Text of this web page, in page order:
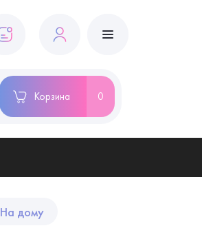
Корзина 0
На дому